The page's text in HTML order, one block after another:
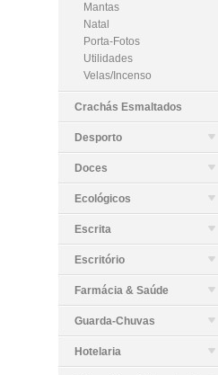
Mantas
Natal
Porta-Fotos
Utilidades
Velas/Incenso
Crachás Esmaltados
Desporto
Doces
Ecológicos
Escrita
Escritório
Farmácia & Saúde
Guarda-Chuvas
Hotelaria